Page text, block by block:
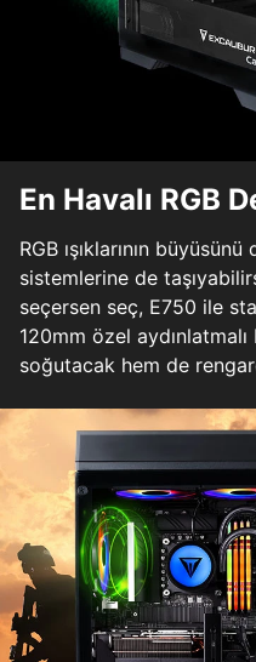
En Havalı RGB
RGB ışıklarının
sistemlerine de
seçersen seç, E750 ile
120mm özel aydınlatmalı
soğutacak hem de